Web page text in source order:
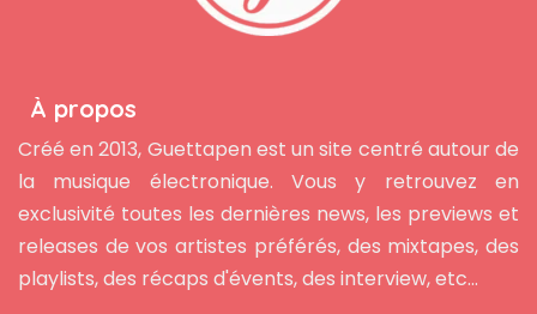
À propos
Créé en 2013, Guettapen est un site centré autour de
la musique électronique. Vous y retrouvez en
exclusivité toutes les dernières news, les previews et
releases de vos artistes préférés, des mixtapes, des
playlists, des récaps d'évents, des interview, etc...